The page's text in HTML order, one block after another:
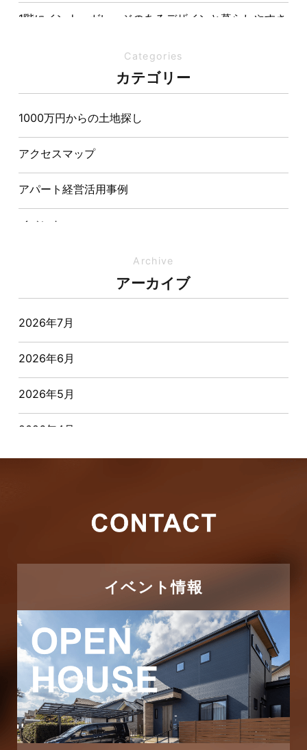
1階にインナーガレージのあるデザインと暮らしやすさ
夏の熱中症対策は家づくりから。屋根・壁・基礎の構
造が快適さをつくる理由
【埼玉県経営品質知事賞】大野知事へ受賞のご報告と
表敬訪問を行いました
Categories
カテゴリー
1000万円からの土地探し
アクセスマップ
アパート経営活用事例
イベント
オーナー様からの質問
おすすめ物件
お客様インタビュー
お客様の声
つくばエクスプレス線
ピアラシティ店-ブログ
ブログ
マンション経営活用事例
よくある質問
Archive
アーカイブ
2026年7月
2026年6月
2026年5月
2026年4月
2025年11月
2025年10月
2025年9月
2025年8月
イベント情報